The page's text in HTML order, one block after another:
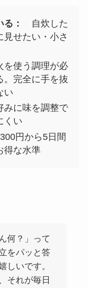
：
自炊した
見せたい・小さ
使う調理が必
。完全に手を抜
い
に味を調整で
くい
円から5日間
得な水準
何？」って
をパッと答
しいです。
それが毎日